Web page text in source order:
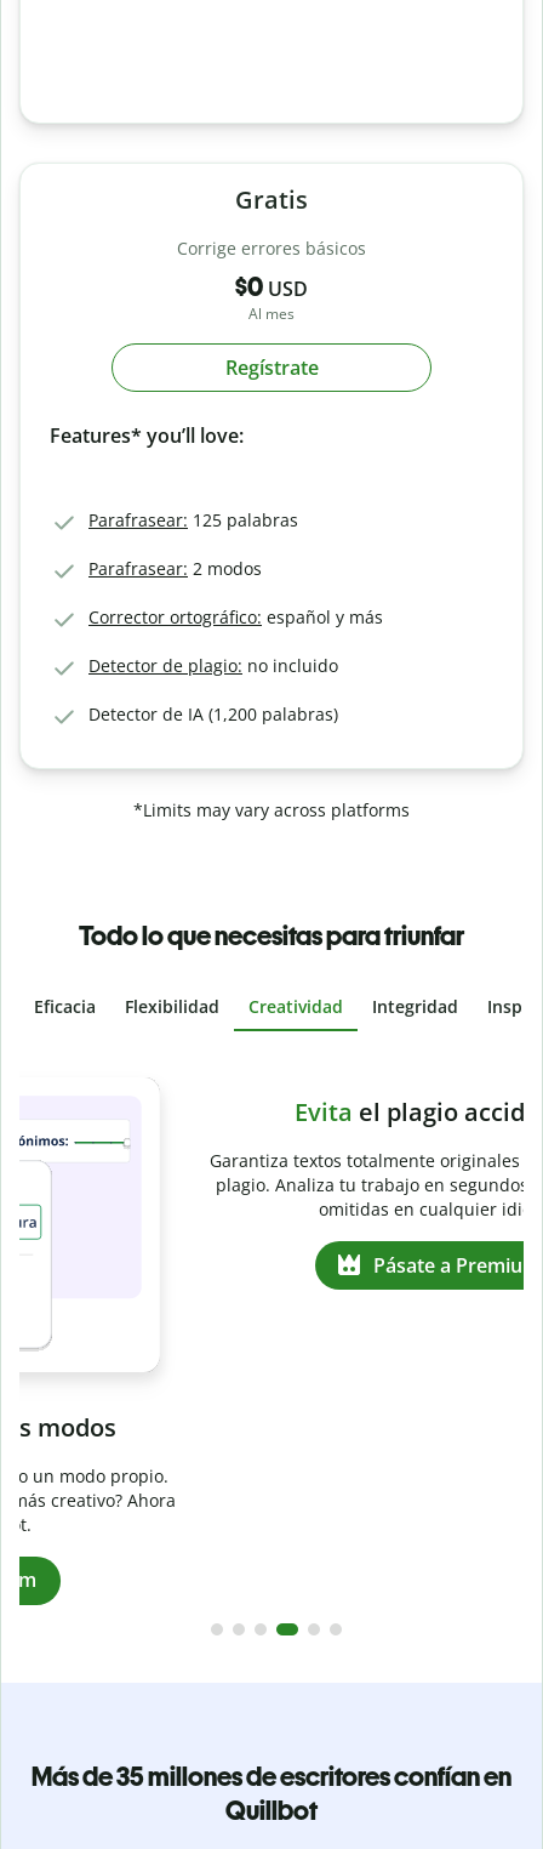
Gratis
Corrige errores básicos
$0 USD
Al mes
Regístrate
Features* you’ll love:
Parafrasear: 125 palabras
Parafrasear: 2 modos
Corrector ortográfico: español y más
Detector de plagio: no incluido
Detector de IA (1,200 palabras)
*Limits may vary across platforms
Todo lo que necesitas para triunfar
Eficacia Flexibilidad Creatividad Integridad
Garantiza textos totalmente originales con el detector de
plagio. Analiza tu trabajo en segundos e identifica citas
Más de 35 millones de escritores confían en
Quillbot